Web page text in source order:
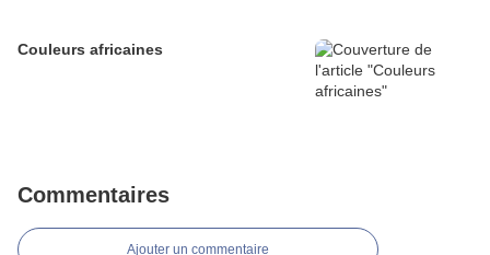
Couleurs africaines
Commentaires
Ajouter un commentaire